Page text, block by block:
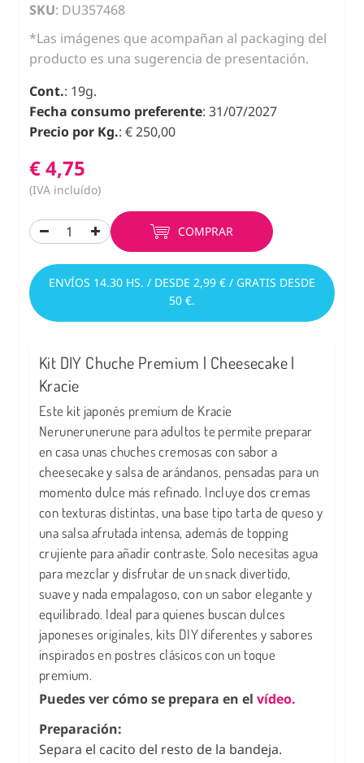
SKU: DU357468
*Las imágenes que acompañan al packaging del
producto es una sugerencia de presentación.
Cont.: 19g.
Fecha consumo preferente: 31/07/2027
Precio por Kg.: € 250,00
€ 4,75
(IVA incluído)
COMPRAR
ENVÍOS 14.30 HS. / DESDE 2,99 € / GRATIS DESDE
50 €.
Kit DIY Chuche Premium | Cheesecake |
Kracie
Este kit japonés premium de Kracie
Nerunerunerune para adultos te permite preparar
en casa unas chuches cremosas con sabor a
cheesecake y salsa de arándanos, pensadas para un
momento dulce más refinado. Incluye dos cremas
con texturas distintas, una base tipo tarta de queso y
una salsa afrutada intensa, además de topping
crujiente para añadir contraste. Solo necesitas agua
para mezclar y disfrutar de un snack divertido,
suave y nada empalagoso, con un sabor elegante y
equilibrado. Ideal para quienes buscan dulces
japoneses originales, kits DIY diferentes y sabores
inspirados en postres clásicos con un toque
premium.
Puedes ver cómo se prepara en el vídeo.
Preparación:
Separa el cacito del resto de la bandeja.